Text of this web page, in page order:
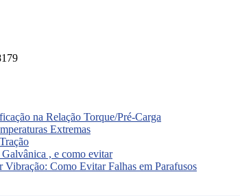
na Relação Torque/Pré-Carga
Extremas
, e como evitar
Vibração: Como Evitar Falhas em Parafusos